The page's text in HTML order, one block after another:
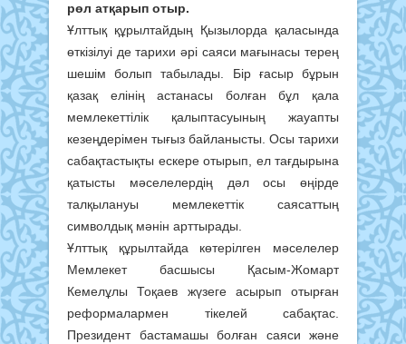
рөл атқарып отыр.
Ұлттық құрылтайдың Қызылорда қаласында
өткізілуі де тарихи әрі саяси мағынасы терең
шешім болып табылады. Бір ғасыр бұрын
қазақ елінің астанасы болған бұл қала
мемлекеттілік қалыптасуының жауапты
кезеңдерімен тығыз байланысты. Осы тарихи
сабақтастықты ескере отырып, ел тағдырына
қатысты мәселелердің дәл осы өңірде
талқылануы мемлекеттік саясаттың
символдық мәнін арттырады.
Ұлттық құрылтайда көтерілген мәселелер
Мемлекет басшысы Қасым-Жомарт
Кемелұлы Тоқаев жүзеге асырып отырған
реформалармен тікелей сабақтас.
Президент бастамашы болған саяси және